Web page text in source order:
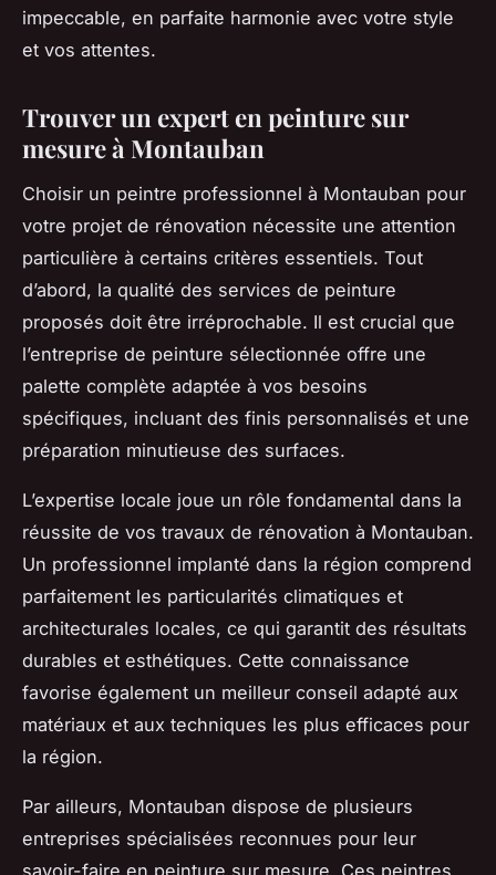
impeccable, en parfaite harmonie avec votre style
et vos attentes.
Trouver un expert en peinture sur
mesure à Montauban
Choisir un peintre professionnel à Montauban pour
votre projet de rénovation nécessite une attention
particulière à certains critères essentiels. Tout
d’abord, la qualité des services de peinture
proposés doit être irréprochable. Il est crucial que
l’entreprise de peinture sélectionnée offre une
palette complète adaptée à vos besoins
spécifiques, incluant des finis personnalisés et une
préparation minutieuse des surfaces.
L’expertise locale joue un rôle fondamental dans la
réussite de vos travaux de rénovation à Montauban.
Un professionnel implanté dans la région comprend
parfaitement les particularités climatiques et
architecturales locales, ce qui garantit des résultats
durables et esthétiques. Cette connaissance
favorise également un meilleur conseil adapté aux
matériaux et aux techniques les plus efficaces pour
la région.
Par ailleurs, Montauban dispose de plusieurs
entreprises spécialisées reconnues pour leur
savoir-faire en peinture sur mesure. Ces peintres